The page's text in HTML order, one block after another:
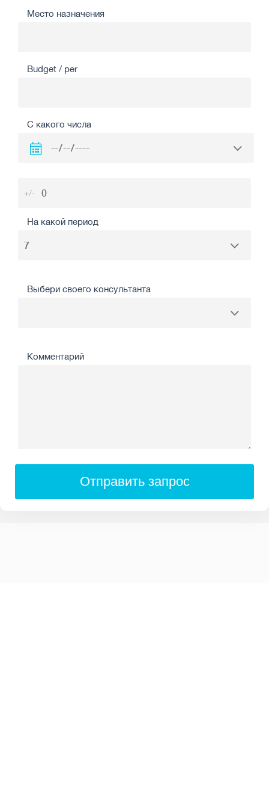
Место назначения
Budget / per
С какого числа
+/-
На какой период
Выбери своего консультанта
Комментарий
Отправить запрос